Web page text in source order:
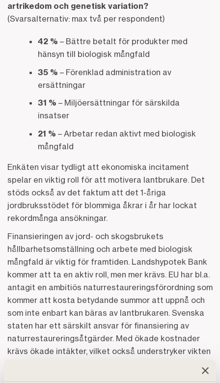
artrikedom och genetisk variation?
(Svarsalternativ: max två per respondent)
42 % – Bättre betalt för produkter med
hänsyn till biologisk mångfald
35 % – Förenklad administration av
ersättningar
31 % – Miljöersättningar för särskilda
insatser
21 % – Arbetar redan aktivt med biologisk
mångfald
Enkäten visar tydligt att ekonomiska incitament
spelar en viktig roll för att motivera lantbrukare. Det
stöds också av det faktum att det 1-åriga
jordbruksstödet för blommiga åkrar i år har lockat
rekordmånga ansökningar.
Finansieringen av jord- och skogsbrukets
hållbarhetsomställning och arbete med biologisk
mångfald är viktig för framtiden. Landshypotek Bank
kommer att ta en aktiv roll, men mer krävs. EU har bl.a.
antagit en ambitiös naturrestaureringsförordning som
kommer att kosta betydande summor att uppnå och
som inte enbart kan bäras av lantbrukaren. Svenska
staten har ett särskilt ansvar för finansiering av
naturrestaureringsåtgärder. Med ökade kostnader
krävs ökade intäkter, vilket också understryker vikten